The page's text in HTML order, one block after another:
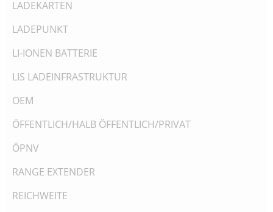
LADEKARTEN
LADEPUNKT
LI-IONEN BATTERIE
LIS LADEINFRASTRUKTUR
OEM
ÖFFENTLICH/HALB ÖFFENTLICH/PRIVAT
ÖPNV
RANGE EXTENDER
REICHWEITE